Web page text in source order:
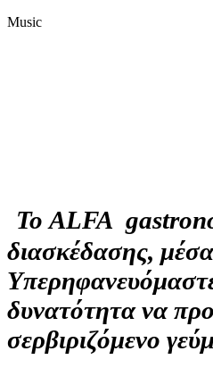
Music
ΤοALFA
διασκέδασης,
δυνατότητα να
σερβιριζόμενο